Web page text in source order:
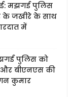
मझगई पुलिस
के जखीरे के साथ
में
पुलिस को
और बीएनएस की
कुमार